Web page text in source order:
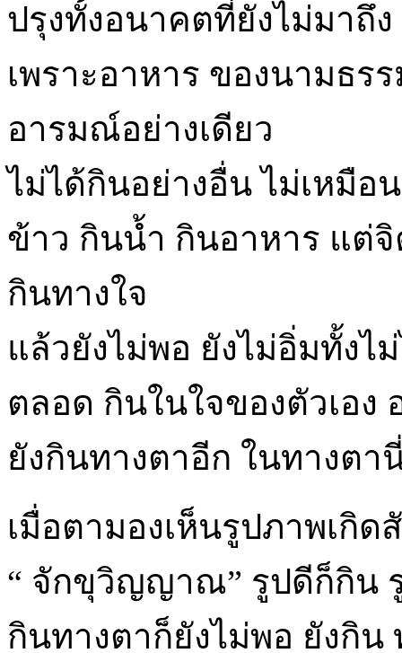
ปรุงทั้งอนาคตที่ยังไม่มาถึ
เพราะอาหาร ของนามธ
อารมณ์อย่างเดียว
ไม่ได้กินอย่างอื่น ไม่เหมือ
ข้าว กินน้ำ กินอาหาร แต่
กินทางใจ
แล้วยังไม่พอ ยังไม่อิ่มทั้งไ
ตลอด กินในใจของตัวเอง
ยังกินทางตาอีก ในทางตา
เมื่อตามองเห็นรูปภาพเกิ
“ จักขุวิญญาณ” รูปดีก็กิน
กินทางตาก็ยังไม่พอ ยังกิน